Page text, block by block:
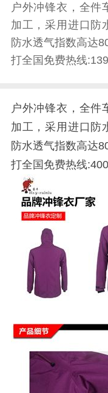
户外冲锋衣，全件
加工，采用进口防
防水透气指数高达
打全国免费热线
户外冲锋衣，全件
加工，采用进口防
防水透气指数高达
打全国免费热线